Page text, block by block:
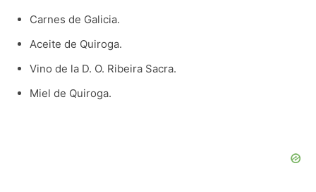
Carnes de Galicia.
Aceite de Quiroga.
Vino de la D. O. Ribeira Sacra.
Miel de Quiroga.